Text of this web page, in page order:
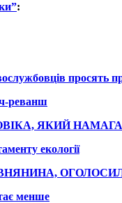
:
просять
реванш
ЯКИЙ
екології
менше